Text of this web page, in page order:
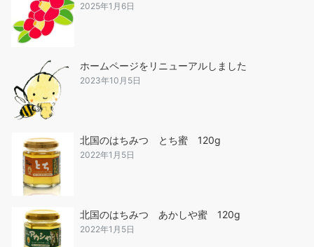
2025年1月6日
ホームページをリニューアルしました
2023年10月5日
北国のはちみつ とち蜜 120g
2022年1月5日
北国のはちみつ あかしや蜜 120g
2022年1月5日